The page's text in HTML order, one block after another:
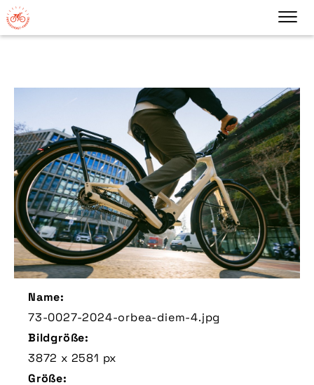
Name:
73-0027-2024-orbea-diem-4.jpg
Bildgröße:
3872 x 2581 px
Größe: